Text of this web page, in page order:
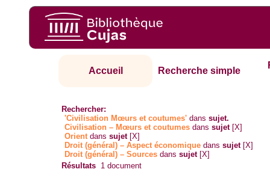
Accueil Recherche simple
Rechercher:
'Civilisation Mœurs et coutumes' danssujet.
Civilisation – Mœurs et coutumes danssujet [X]
Orientdanssujet [X]
Droit (général) – Aspect économique danssujet [X]
Droit (général) – Sources danssujet [X]
Résultats 1 document